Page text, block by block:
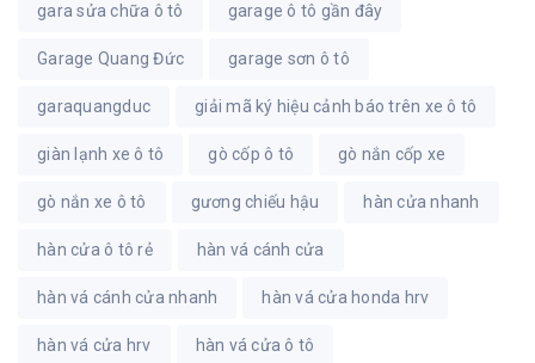
gara sửa chữa ô tô garage ô tô gần đây
Garage Quang Đức garage sơn ô tô
garaquangduc giải mã ký hiệu cảnh báo trên xe ô tô
giàn lạnh xe ô tô gò cốp ô tô gò nắn cốp xe
gò nắn xe ô tô gương chiếu hậu hàn cửa nhanh
hàn cửa ô tô rẻ hàn vá cánh cửa
hàn vá cánh cửa nhanh hàn vá cửa honda hrv
hàn vá cửa hrv hàn vá cửa ô tô